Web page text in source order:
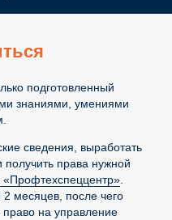
подготовленный
знаниями, умениями
сведения, выработать
получить права нужной
«Профтехспеццентр».
месяцев, после чего
на управление